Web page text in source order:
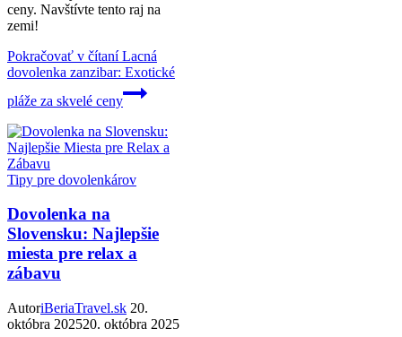
ceny. Navštívte tento raj na
zemi!
Pokračovať v čítaníLacná
dovolenka zanzibar: Exotické
pláže za skvelé ceny
Tipy pre dovolenkárov
Dovolenka na
Slovensku: Najlepšie
miesta pre relax a
zábavu
AutoriBeriaTravel.sk 20.
októbra 202520. októbra 2025